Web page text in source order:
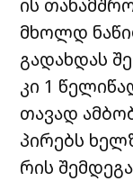
ის
მხოლდ
გადახდას
კი 1
თავად
პირებს
რის